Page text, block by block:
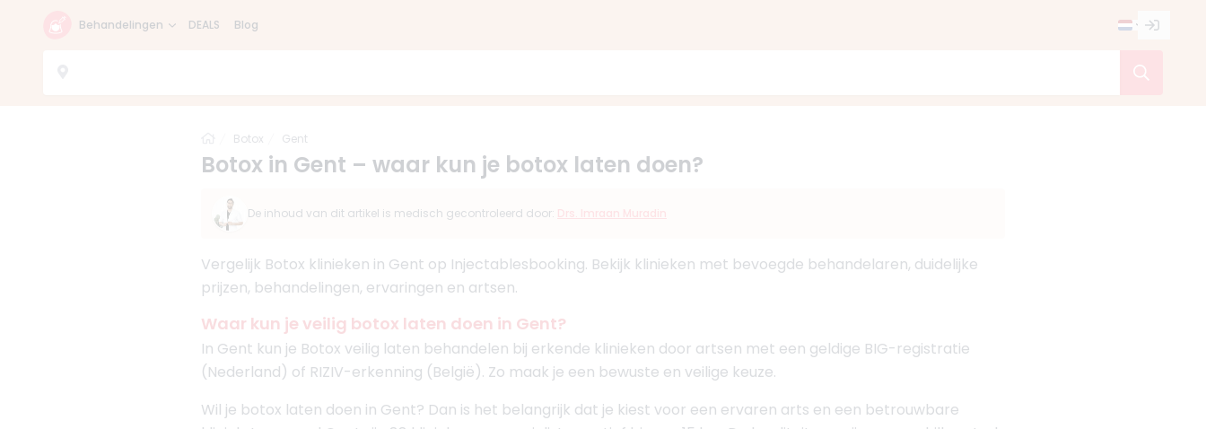
Behandelingen DEALS Blog
Home
Botox Gent
Botox in Gent – waar kun je botox laten doen?
De inhoud van dit artikel is medisch gecontroleerd door: Drs. Imraan Muradin
Vergelijk Botox klinieken in Gent op Injectablesbooking. Bekijk klinieken met bevoegde behandelaren, duidelijke
prijzen, behandelingen, ervaringen en artsen.
Waar kun je veilig botox laten doen in Gent?
In Gent kun je Botox veilig laten behandelen bij erkende klinieken door artsen met een geldige BIG-registratie
(Nederland) of RIZIV-erkenning (België). Zo maak je een bewuste en veilige keuze.
Wil je botox laten doen in Gent? Dan is het belangrijk dat je kiest voor een ervaren arts en een betrouwbare